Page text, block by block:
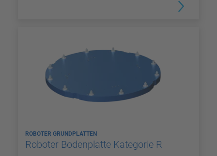
ROBOTER GRUNDPLATTEN
Roboter Bodenplatte Kategorie R